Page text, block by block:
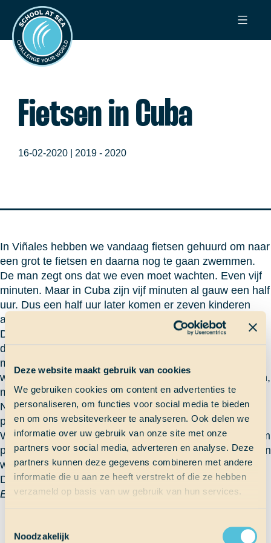
Deze website maakt gebruik van cookies
We gebruiken cookies om content en advertenties te
personaliseren, om functies voor social media te bieden
en om ons websiteverkeer te analyseren. Ook delen we
informatie over uw gebruik van onze site met onze
partners voor social media, adverteren en analyse. Deze
partners kunnen deze gegevens combineren met andere
informatie die u aan ze heeft verstrekt of die ze hebben
verzameld op basis van uw gebruik van hun services.
Noodzakelijk
naar
inhoud
School
at
Sea
Fietsen in Cuba
16-02-2020 | 2019 - 2020
In Viñales hebben we vandaag fietsen gehuurd om naar
een grot te fietsen en daarna nog te gaan zwemmen.
De man zegt ons dat we even moet wachten. Even vijf
minuten. Maar in Cuba zijn vijf minuten al gauw een half
uur. Dus een half uur later komen er zeven kinderen
aangefietst. Wat blijkt dus, dat wij op hun fietsen gaan.
Dus ik zit uiteindelijk op een fiets met het zadel hoger
dan het stuur. Dat terzijde, want ik heb het enorm naar
mijn zin gehad op die rotfiets. Het was sowieso al even
wennen om na vier maanden weer op een fiets te zitten,
maar gek genoeg, verleer je zoiets nooit. Of bijna nooit.
Net als we het dorpje uit zijn gefietst komen we in een
prachtige vallei, alsof ik beland ben in de film Moana.
We racen de heuvels af, voor ons gevoel met wel 50 km
per uur. Enorm veel adrenaline gaat er door me heen en
we roepen van plezier.
Dat is geluk, geloof ik.
Elsa